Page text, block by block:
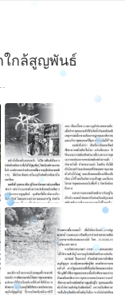
ใกล้สูญพันธ์